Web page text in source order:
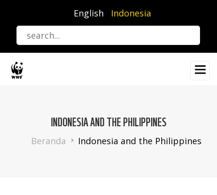
utama
English Indonesia
INDONESIA AND THE PHILIPPINES
Breadcrumb
Beranda Indonesia and the Philippines